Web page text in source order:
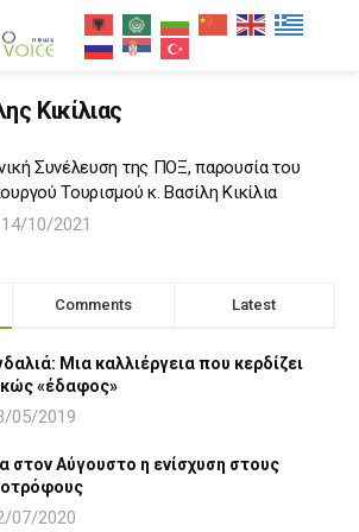
Κικίλιας
Συνέλευση της ΠΟΞ, παρουσία του
Τουρισμού κ. Βασίλη Κικίλια
14/10/2021
Comments Latest
Μια καλλιέργεια που κερδίζει
«έδαφος»
05/2019
στον Αύγουστο η ενίσχυση στους
07/2020